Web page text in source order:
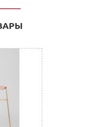
руб. Мы работаем
как: ПЭК, СДЭК,
или любого этажа
400 руб., подъем без
автоматически при
магазине и является
заказа.